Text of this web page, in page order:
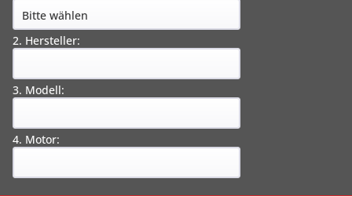
2. Hersteller:
3. Modell:
4. Motor: